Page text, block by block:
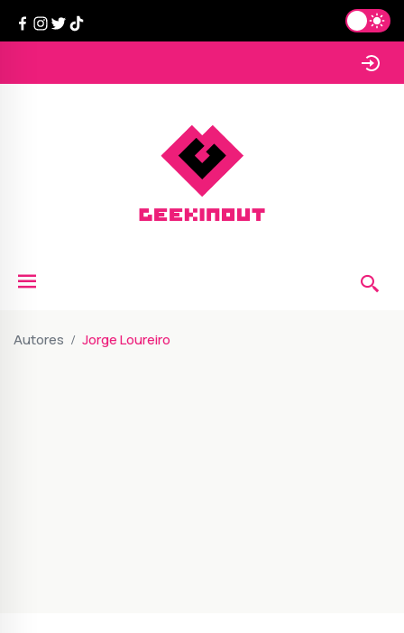
Autores Jorge Loureiro